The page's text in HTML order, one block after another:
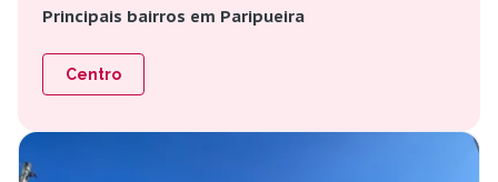
Principais bairros em Paripueira
Centro